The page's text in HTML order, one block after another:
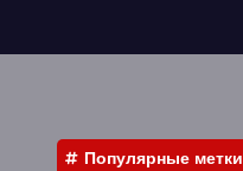
Популярные метки